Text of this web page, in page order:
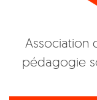
Association
pédagogie